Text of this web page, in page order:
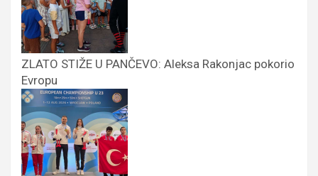
ZLATO STIŽE U PANČEVO: Aleksa Rakonjac pokorio
Evropu